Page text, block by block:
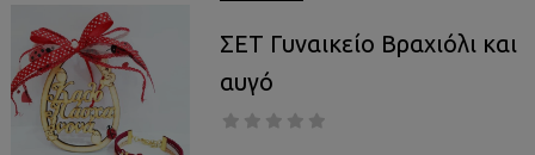
ΣΕΤ Γυναικείο Βραχιόλι και
αυγό